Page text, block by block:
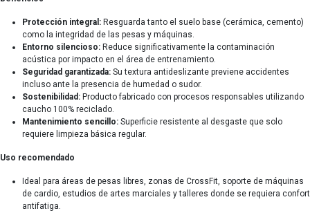
Protección integral: Resguarda tanto el suelo base (cerámica, cemento)
como la integridad de las pesas y máquinas.
Entorno silencioso: Reduce significativamente la contaminación
acústica por impacto en el área de entrenamiento.
Seguridad garantizada: Su textura antideslizante previene accidentes
incluso ante la presencia de humedad o sudor.
Sostenibilidad: Producto fabricado con procesos responsables utilizando
caucho 100% reciclado.
Mantenimiento sencillo: Superficie resistente al desgaste que solo
requiere limpieza básica regular.
Uso recomendado
Ideal para áreas de pesas libres, zonas de CrossFit, soporte de máquinas
de cardio, estudios de artes marciales y talleres donde se requiera confort
antifatiga.